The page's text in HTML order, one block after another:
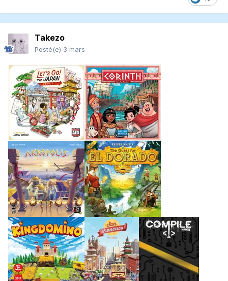
Takezo
Posté(e) 3 mars